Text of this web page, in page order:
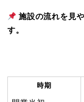
施設の流れを見
す。
時期